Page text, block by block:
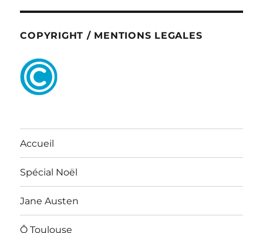
COPYRIGHT / MENTIONS LEGALES
Accueil
Spécial Noël
Jane Austen
Ô Toulouse